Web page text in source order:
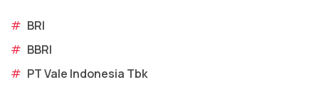
# BRI
# BBRI
# PT Vale Indonesia Tbk